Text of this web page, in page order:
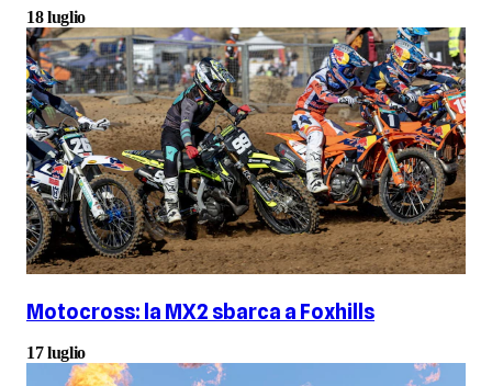
18 luglio
Motocross: la MX2 sbarca a Foxhills
17 luglio